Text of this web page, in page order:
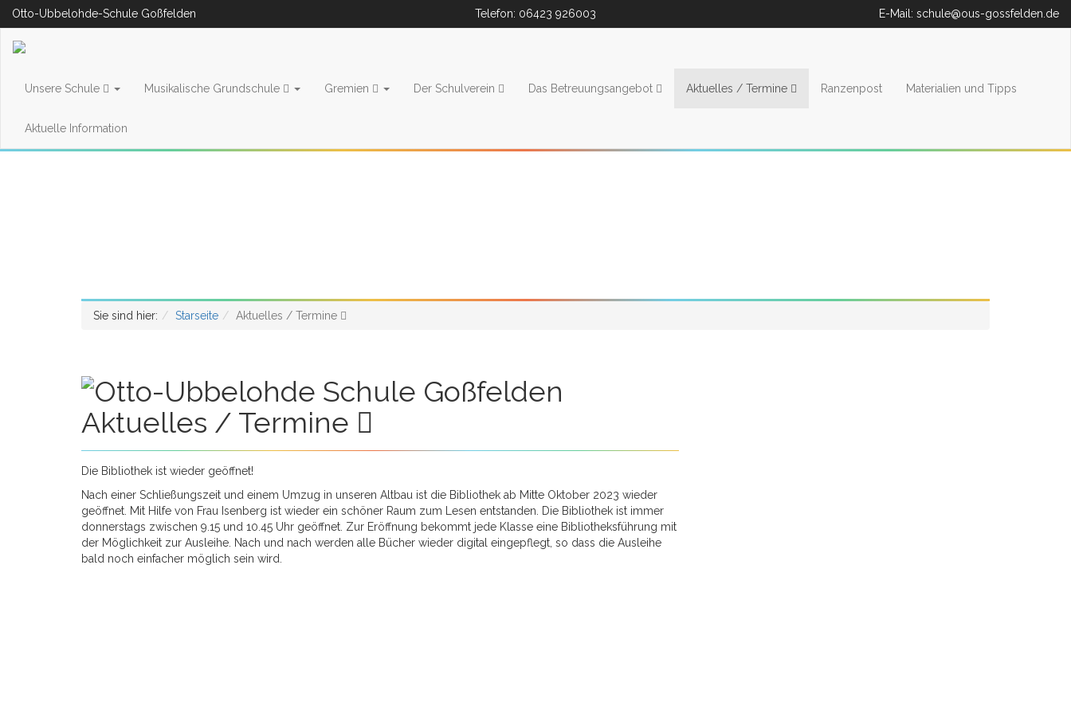
Otto-Ubbelohde-Schule Goßfelden Telefon: 06423 926003 E-Mail: schule@ous-gossfelden.de
Unsere Schule Musikalische Grundschule Gremien Der Schulverein Das Betreuungsangebot Aktuelles / Termine Ranzenpost Materialien und Tipps
Aktuelle Information
Sie sind hier: Starseite Aktuelles / Termine
Aktuelles / Termine
Die Bibliothek ist wieder geöffnet!
Nach einer Schließungszeit und einem Umzug in unseren Altbau ist die Bibliothek ab Mitte Oktober 2023 wieder
geöffnet. Mit Hilfe von Frau Isenberg ist wieder ein schöner Raum zum Lesen entstanden. Die Bibliothek ist immer
donnerstags zwischen 9.15 und 10.45 Uhr geöffnet. Zur Eröffnung bekommt jede Klasse eine Bibliotheksführung mit
der Möglichkeit zur Ausleihe. Nach und nach werden alle Bücher wieder digital eingepflegt, so dass die Ausleihe
bald noch einfacher möglich sein wird.
0:00
1:00
2:00